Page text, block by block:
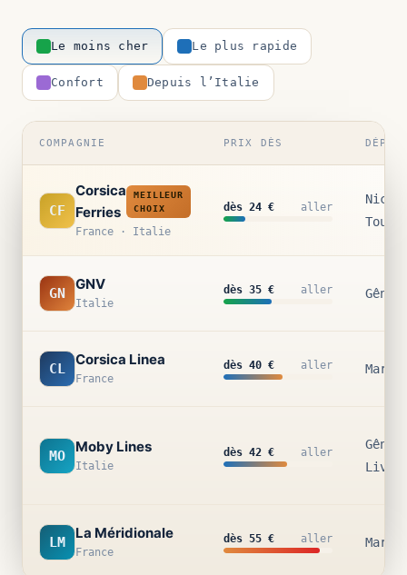
Le moins cher Le plus rapide
Confort Depuis l’Italie
COMPAGNIE PRIX DÈS
CF
Corsica
Ferries
MEILLEUR
CHOIX
France · Italie
dès 24 € aller
Nice
GN
GNV
Italie
dès 35 € aller Gênes
CL
Corsica Linea
France
dès 40 € aller
MO
Moby Lines
Italie
dès 42 € aller
LM
La Méridionale
France
dès 55 € aller